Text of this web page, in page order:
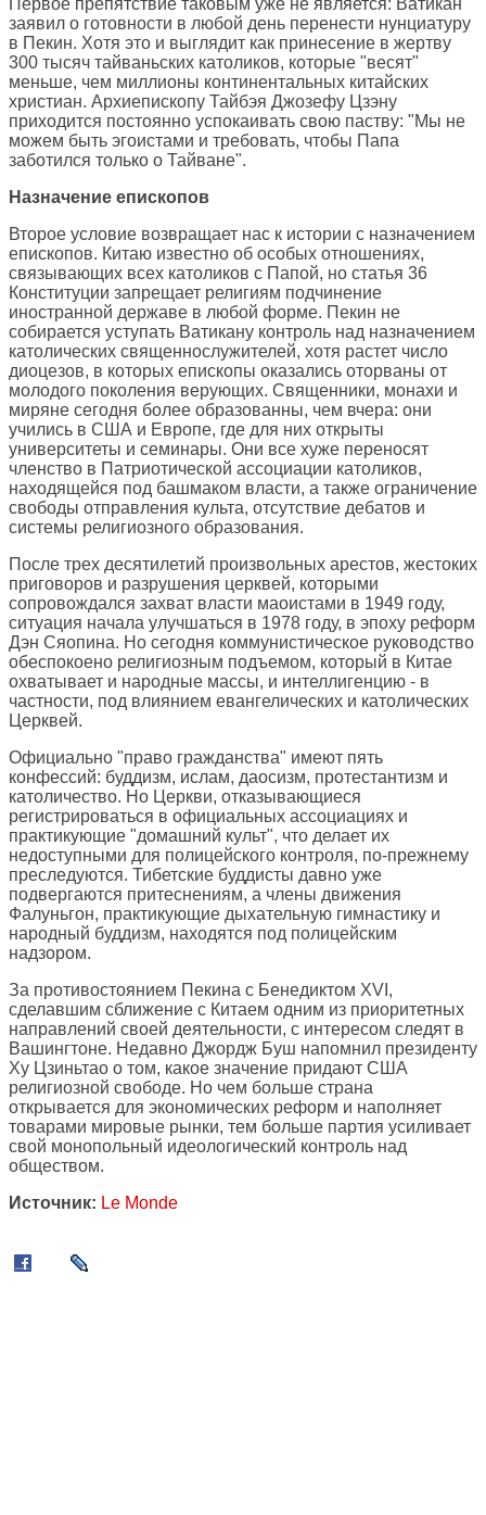
Первое препятствие таковым уже не является: Ватикан
заявил о готовности в любой день перенести нунциатуру
в Пекин. Хотя это и выглядит как принесение в жертву
300 тысяч тайваньских католиков, которые "весят"
меньше, чем миллионы континентальных китайских
христиан. Архиепископу Тайбэя Джозефу Цзэну
приходится постоянно успокаивать свою паству: "Мы не
можем быть эгоистами и требовать, чтобы Папа
заботился только о Тайване".
Назначение епископов
Второе условие возвращает нас к истории с назначением
епископов. Китаю известно об особых отношениях,
связывающих всех католиков с Папой, но статья 36
Конституции запрещает религиям подчинение
иностранной державе в любой форме. Пекин не
собирается уступать Ватикану контроль над назначением
католических священнослужителей, хотя растет число
диоцезов, в которых епископы оказались оторваны от
молодого поколения верующих. Священники, монахи и
миряне сегодня более образованны, чем вчера: они
учились в США и Европе, где для них открыты
университеты и семинары. Они все хуже переносят
членство в Патриотической ассоциации католиков,
находящейся под башмаком власти, а также ограничение
свободы отправления культа, отсутствие дебатов и
системы религиозного образования.
После трех десятилетий произвольных арестов, жестоких
приговоров и разрушения церквей, которыми
сопровождался захват власти маоистами в 1949 году,
ситуация начала улучшаться в 1978 году, в эпоху реформ
Дэн Сяопина. Но сегодня коммунистическое руководство
обеспокоено религиозным подъемом, который в Китае
охватывает и народные массы, и интеллигенцию - в
частности, под влиянием евангелических и католических
Церквей.
Официально "право гражданства" имеют пять
конфессий: буддизм, ислам, даосизм, протестантизм и
католичество. Но Церкви, отказывающиеся
регистрироваться в официальных ассоциациях и
практикующие "домашний культ", что делает их
недоступными для полицейского контроля, по-прежнему
преследуются. Тибетские буддисты давно уже
подвергаются притеснениям, а члены движения
Фалуньгон, практикующие дыхательную гимнастику и
народный буддизм, находятся под полицейским
надзором.
За противостоянием Пекина с Бенедиктом XVI,
сделавшим сближение с Китаем одним из приоритетных
направлений своей деятельности, с интересом следят в
Вашингтоне. Недавно Джордж Буш напомнил президенту
Ху Цзиньтао о том, какое значение придают США
религиозной свободе. Но чем больше страна
открывается для экономических реформ и наполняет
товарами мировые рынки, тем больше партия усиливает
свой монопольный идеологический контроль над
обществом.
Источник: Le Monde